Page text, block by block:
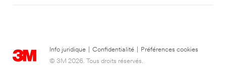
Info juridique Confidentialité
Préférences cookies
© 3M 2026. Tous droits réservés.